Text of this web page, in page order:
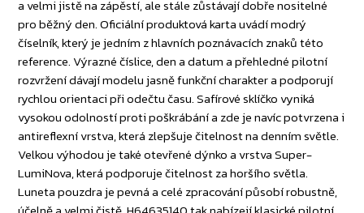
a velmi jistě na zápěstí, ale stále zůstávají dobře nositelné
pro běžný den. Oficiální produktová karta uvádí modrý
číselník, který je jedním z hlavních poznávacích znaků této
reference. Výrazné číslice, den a datum a přehledné pilotní
rozvržení dávají modelu jasně funkční charakter a podporují
rychlou orientaci při odečtu času. Safírové sklíčko vyniká
vysokou odolností proti poškrábání a zde je navíc potvrzena i
antireflexní vrstva, která zlepšuje čitelnost na denním světle.
Velkou výhodou je také otevřené dýnko a vrstva Super-
LumiNova, která podporuje čitelnost za horšího světla.
Luneta pouzdra je pevná a celé zpracování působí robustně,